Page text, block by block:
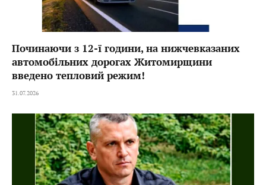
Починаючи з 12-ї години, на нижчевказаних
автомобільних дорогах Житомирщини
введено тепловий режим!
31.07.2026